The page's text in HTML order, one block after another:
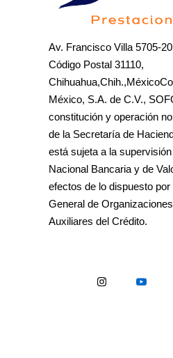
Av. Francisco Villa 5705-
Código Postal 31110,
México, S.A. de C.V.,
constitución y operación
de la Secretaría de
está sujeta a la
Nacional Bancaria y de
efectos de lo dispuesto
General de
Auxiliares del Crédito.